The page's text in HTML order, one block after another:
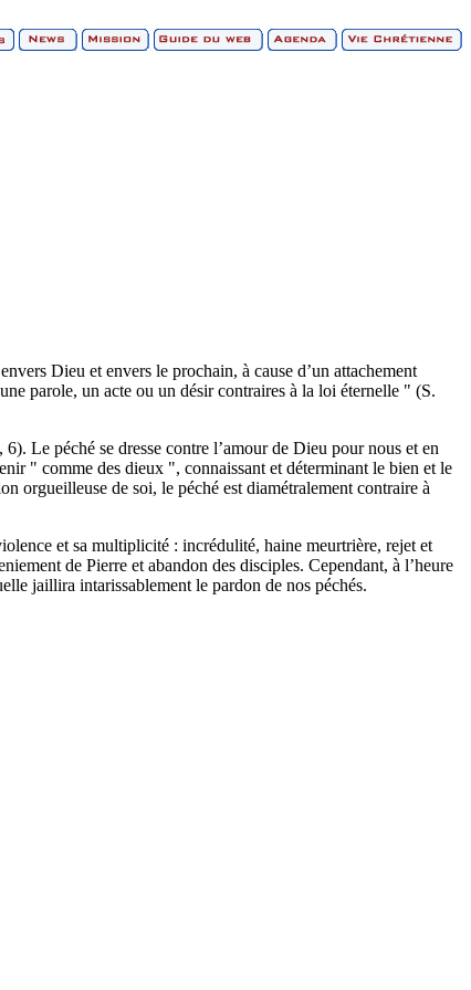
Dieu et envers le prochain, à cause d’un attachement
parole, un acte ou un désir contraires à la loi éternelle " (S.
Le péché se dresse contre l’amour de Dieu pour nous et en
" comme des dieux ", connaissant et déterminant le bien et le
orgueilleuse de soi, le péché est diamétralement contraire à
et sa multiplicité : incrédulité, haine meurtrière, rejet et
de Pierre et abandon des disciples. Cependant, à l’heure
jaillira intarissablement le pardon de nos péchés.